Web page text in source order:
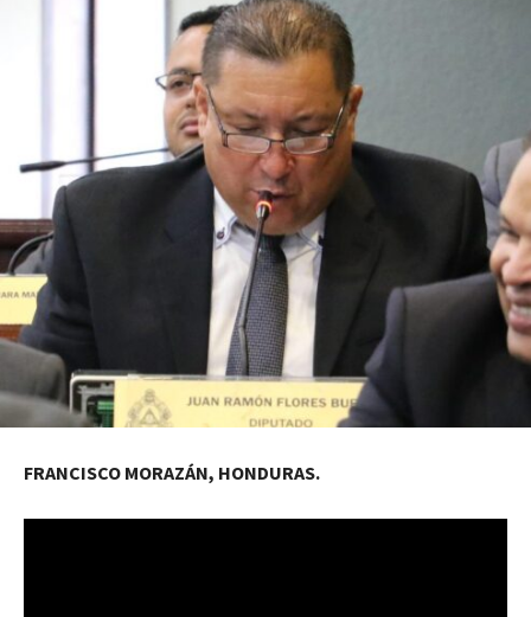
FRANCISCO MORAZÁN, HONDURAS.